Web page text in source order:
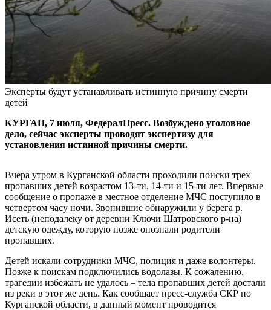
Эксперты будут устанавливать истинную причину смерти
детей
КУРГАН, 7 июля, ФедералПресс. Возбуждено уголовное
дело, сейчас эксперты проводят экспертизу для
установления истинной причины смерти.
Вчера утром в Курганской области проходили поиски трех
пропавших детей возрастом 13-ти, 14-ти и 15-ти лет. Впервые
сообщение о пропаже в местное отделение МЧС поступило в
четвертом часу ночи. Звонившие обнаружили у берега р.
Исеть (неподалеку от деревни Ключи Шатровского р-на)
детскую одежду, которую позже опознали родители
пропавших.
Детей искали сотрудники МЧС, полиция и даже волонтеры.
Позже к поискам подключились водолазы. К сожалению,
трагедии избежать не удалось – тела пропавших детей достали
из реки в этот же день. Как сообщает пресс-служба СКР по
Курганской области, в данный момент проводится